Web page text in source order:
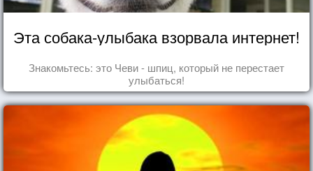
Эта собака-улыбака взорвала интернет!
Знакомьтесь: это Чеви - шпиц, который не перестает
улыбаться!